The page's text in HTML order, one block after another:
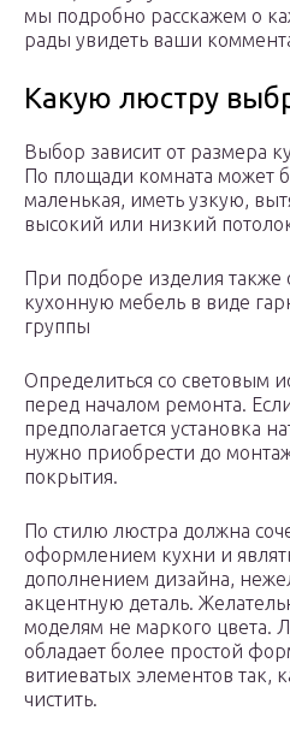
мы подробно расскажем о
рады увидеть ваши
Какую люстру
Выбор зависит от размера
По площади комната может
маленькая, иметь узкую,
высокий или низкий
При подборе изделия
кухонную мебель в виде
группы
Определиться со световым
перед началом ремонта.
предполагается установка
нужно приобрести до
покрытия.
По стилю люстра должна
оформлением кухни и
дополнением дизайна,
акцентную деталь.
моделям не маркого цвета.
обладает более простой
витиеватых элементов так,
чистить.